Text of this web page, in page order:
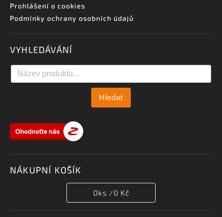
Prohlášení o cookies
Podmínky ochrany osobních údajů
VYHLEDÁVÁNÍ
Hledat
NÁKUPNÍ KOŠÍK
0ks /0 Kč